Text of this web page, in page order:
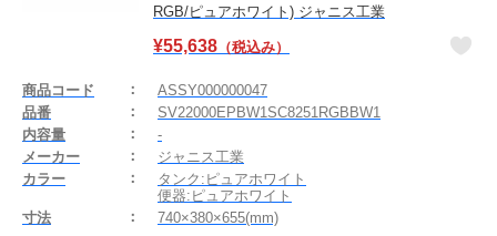
RGB/ピュアホワイト) ジャニス工業
¥55,638 （税込み）
商品コード
ASSY000000047
品番
SV22000EPBW1SC8251RGBBW1
内容量
-
メーカー
ジャニス工業
カラー
タンク:ピュアホワイト
便器:ピュアホワイト
寸法
740×380×655(mm)